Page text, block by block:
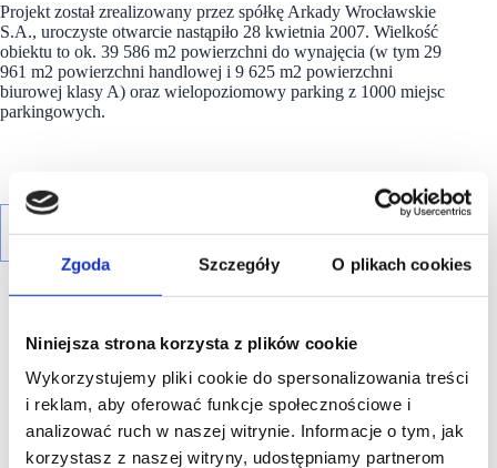
Zgoda Szczegóły O plikach cookies
Niniejsza strona korzysta z plików cookie
Wykorzystujemy pliki cookie do spersonalizowania treści
i reklam, aby oferować funkcje społecznościowe i
analizować ruch w naszej witrynie. Informacje o tym, jak
korzystasz z naszej witryny, udostępniamy partnerom
Projekt został zrealizowany przez spółkę Arkady Wrocławskie
S.A., uroczyste otwarcie nastąpiło 28 kwietnia 2007. Wielkość
obiektu to ok. 39 586 m2 powierzchni do wynajęcia (w tym 29
961 m2 powierzchni handlowej i 9 625 m2 powierzchni
biurowej klasy A) oraz wielopoziomowy parking z 1000 miejsc
parkingowych.
R E K L A M A